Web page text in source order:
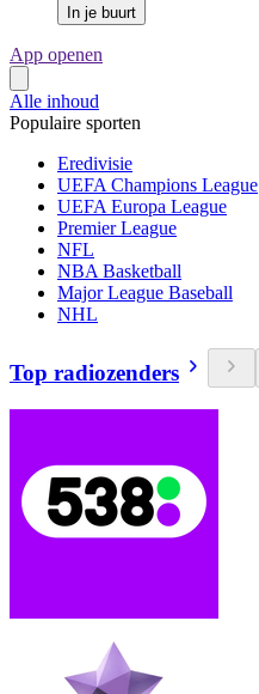
In je buurt
App openen
Alle inhoud
Populaire sporten
Eredivisie
UEFA Champions League
UEFA Europa League
Premier League
NFL
NBA Basketball
Major League Baseball
NHL
Top radiozenders